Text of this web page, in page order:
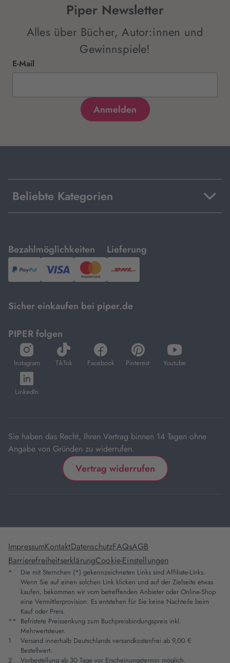
Piper Newsletter
Alles über Bücher, Autor:innen und
Gewinnspiele!
E-Mail
Beliebte Kategorien
Bezahlmöglichkeiten
mit
PayPal,Visa
und
Lieferung
mit
DHL.
Sicher einkaufen bei piper.de
PIPER folgen
Instagram
öffnet
in
neuem
Tab
TikTok
öffnet
in
Facebook
öffnet
in
Pinterest
öffnet
in
Youtube
öffnet
in
LinkedIn
öffnet
in
Sie haben das Recht, Ihren Vertrag binnen 14 Tagen ohne
Angabe von Gründen zu widerrufen.
Vertrag widerrufen
ImpressumKontaktDatenschutzFAQsAGB
BarrierefreiheitserklärungCookie-Einstellungen
*
Die mit Sternchen (*) gekennzeichneten Links sind Affiliate-Links.
Wenn Sie auf einen solchen Link klicken und auf der Zielseite etwas
kaufen, bekommen wir vom betreffenden Anbieter oder Online-Shop
eine Vermittlerprovision. Es entstehen für Sie keine Nachteile beim
Kauf oder Preis.
** Befristete Preissenkung zum Buchpreisbindungspreis inkl.
Mehrwertsteuer.
1
Versand innerhalb Deutschlands versandkostenfrei ab 9,00 €
Bestellwert.
2
Vorbestellung ab 30 Tage vor Erscheinungstermin möglich.